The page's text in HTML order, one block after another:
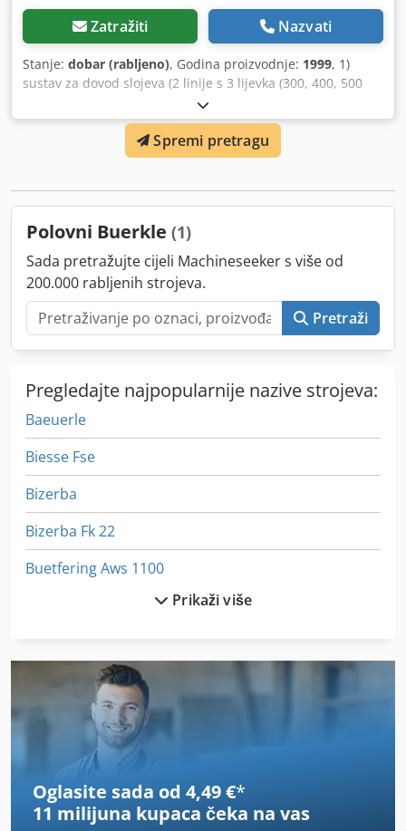
Zatražiti Nazvati
Stanje: dobar (rabljeno), Godina proizvodnje: 1999, 1)
sustav za dovod slojeva (2 linije s 3 lijevka (300, 400, 500
mm) svaki uključujući 2 2 x jedinice za lijepljenje + 2 rezne
pile 2) jedinica za vakuumsko slaganje + transportna traka
za dovod za prešu 3) jedinica za prešanje 4) vakuum
jedinica za slaganje + izlazna transportna traka 5) svi
/ min ili približno 2400 slojeva/ 4 sata Proizvod: 3 slojna
mm Cedpfxshmk Ume Ahtsrf
Spremi pretragu
Polovni Buerkle (1)
Sada pretražujte cijeli Machineseeker s više od
200.000 rabljenih strojeva.
Pretraži
Pregledajte najpopularnije nazive strojeva:
Baeuerle
Biesse Fse
Bizerba
Bizerba Fk 22
Buetfering Aws 1100
Buhrs Bb 600
Buhrs Zaandam
Bušilicu
Prikaži više
Oglasite sada od 4,49 €*
11 milijuna kupaca čeka na vas